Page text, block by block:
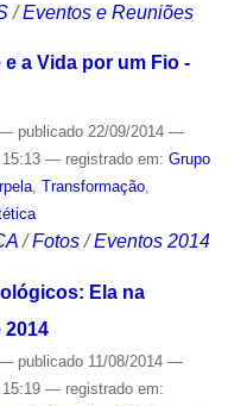
/Eventos e Reuniões
a Vida por um Fio -
publicado22/09/2014 —
— registrado em: Grupo
, Transformação,
/Fotos /Eventos 2014
Ela na
2014
publicado11/08/2014 —
— registrado em: